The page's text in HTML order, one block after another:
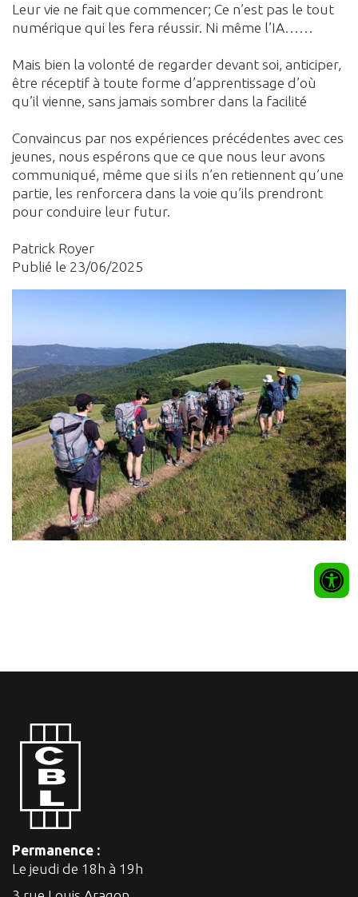
Leur vie ne fait que commencer; Ce n’est pas le tout
numérique qui les fera réussir. Ni même l’IA……
Mais bien la volonté de regarder devant soi, anticiper,
être réceptif à toute forme d’apprentissage d’où
qu’il vienne, sans jamais sombrer dans la facilité
Convaincus par nos expériences précédentes avec ces
jeunes, nous espérons que ce que nous leur avons
communiqué, même que si ils n’en retiennent qu’une
partie, les renforcera dans la voie qu’ils prendront
pour conduire leur futur.
Patrick Royer
Publié le 23/06/2025
Permanence :
Le jeudi de 18h à 19h